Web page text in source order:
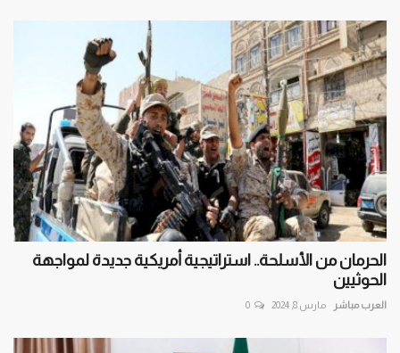
الحرمان من الأسلحة.. استراتيجية أمريكية جديدة لمواجهة
الحوثيين
العرب مباشر مارس 8, 2024 0